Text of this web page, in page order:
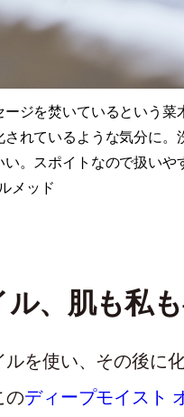
ジを焚いているという
れているような気分に。
。スポイトなので扱いや
メッド
、肌も私
を使い、その後に
のディープモイスト